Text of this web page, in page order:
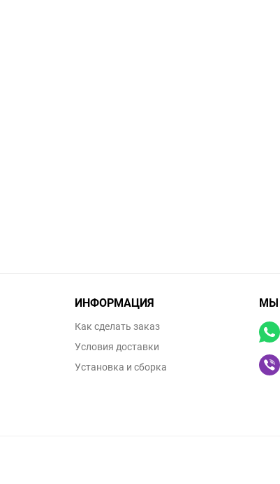
ИНФОРМАЦИЯ
Как сделать заказ
Условия доставки
Установка и сборка
МЫ